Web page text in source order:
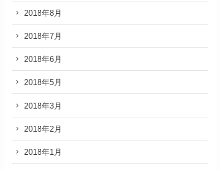
2018年8月
2018年7月
2018年6月
2018年5月
2018年3月
2018年2月
2018年1月